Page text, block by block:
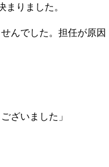
りました。
んでした。担任が原因
ざいました」